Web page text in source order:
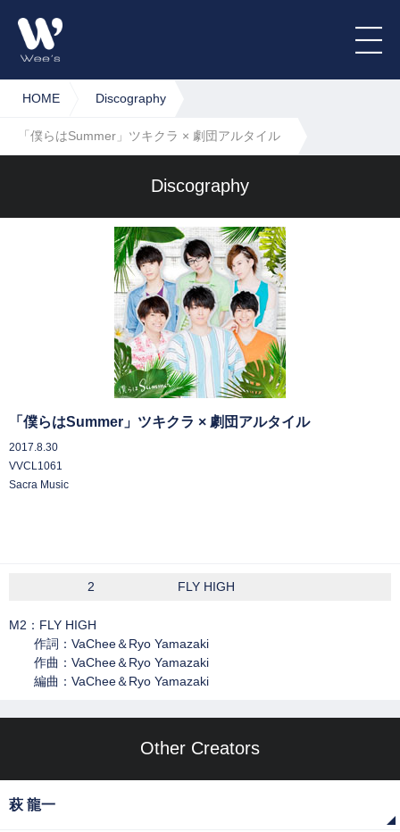
HOME Discography
「僕らはSummer」ツキクラ × 劇団アルタイル
Discography
「僕らはSummer」ツキクラ × 劇団アルタイル
2017.8.30
VVCL1061
Sacra Music
2 FLY HIGH
M2：FLY HIGH
作詞：VaChee＆Ryo Yamazaki
作曲：VaChee＆Ryo Yamazaki
編曲：VaChee＆Ryo Yamazaki
Other Creators
萩 龍一